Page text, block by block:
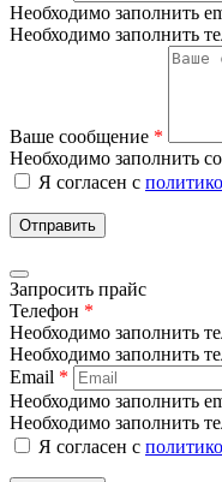
Необходимо заполнить
Необходимо заполнить
Ваше сообщение *
Необходимо заполнить
Я согласен с
Отправить
Запросить прайс
Телефон *
Необходимо заполнить
Необходимо заполнить
Email *
Необходимо заполнить
Необходимо заполнить
Я согласен с